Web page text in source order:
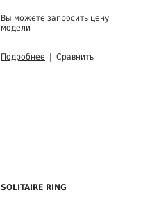
Вы можете запросить цену
модели
Подробнее Сравнить
SOLITAIRE RING